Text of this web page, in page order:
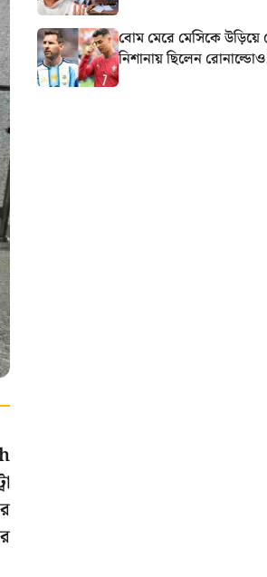
বোম মেরে মেসিকে
নিশানায় ছিলেন